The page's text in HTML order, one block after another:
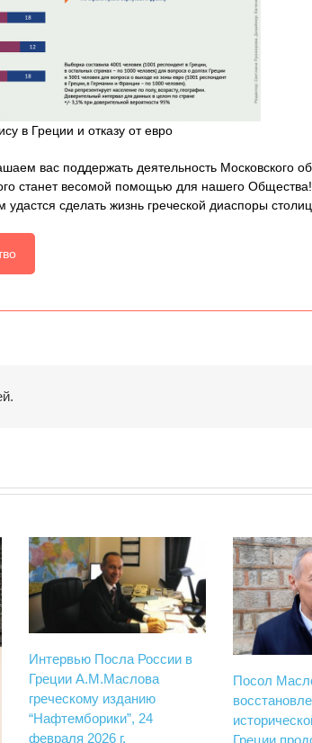
в Греции и отказу от евро
вас поддержать деятельность Московского
станет весомой помощью для нашего Общества!
удастся сделать жизнь греческой диаспоры
Интервью Посла России в
Греции А.М.Маслова
греческому изданию
“Нафтемборики”, 24
февраля 2026 г.
Посол
Греции